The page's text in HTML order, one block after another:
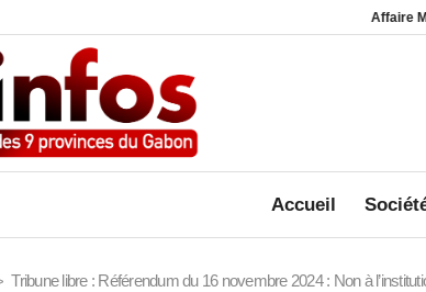
Affaire Mbanié : Ali
Accueil
Tribune libre : Référendum du 16 novembre 2024 : Non à